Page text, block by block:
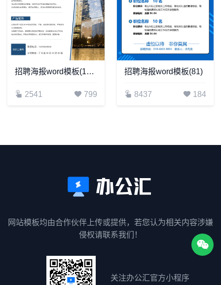
招聘海报word模板(187)
2541 799
招聘海报word模板(81)
8437 184
网站模板均由合作伙伴上传或提供，若您认为相关内容涉嫌
侵权请联系我们！
关注办公汇官方小程序